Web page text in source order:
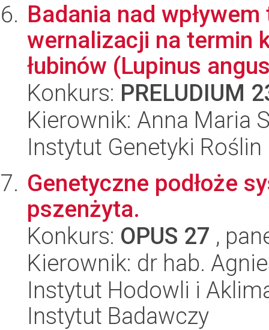
Badania nad
wernalizacji na termin
łubinów (Lupinus
Konkurs: PRELUDIUM
Kierownik: Anna Maria
Instytut Genetyki Roślin
Genetyczne podłoże
pszenżyta.
Konkurs: OPUS 27 ,
Kierownik: dr hab.
Instytut Hodowli i
Instytut Badawczy